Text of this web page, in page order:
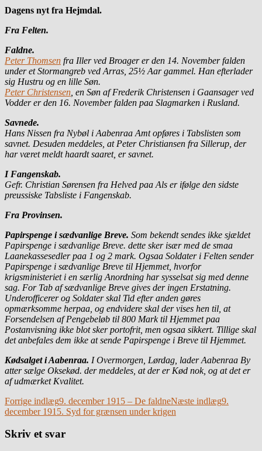
Dagens nyt fra Hejmdal.
Fra Felten.
Faldne.
Peter Thomsen fra Iller ved Broager er den 14. November falden
under et Stormangreb ved Arras, 25½ Aar gammel. Han efterlader
sig Hustru og en lille Søn.
Peter Christensen , en Søn af Frederik Christensen i Gaansager ved
Vodder er den 16. November falden paa Slagmarken i Rusland.
Savnede.
Hans Nissen fra Nybøl i Aabenraa Amt opføres i Tabslisten som
savnet. Desuden meddeles, at Peter Christiansen fra Sillerup, der
har været meldt haardt saaret, er savnet.
I Fangenskab.
Gefr. Christian Sørensen fra Helved paa Als er ifølge den sidste
preussiske Tabsliste i Fangenskab.
Fra Provinsen.
Papirspenge i sædvanlige Breve. Som bekendt sendes ikke sjældet
Papirspenge i sædvanlige Breve. dette sker især med de smaa
Laanekassesedler paa 1 og 2 mark. Ogsaa Soldater i Felten sender
Papirspenge i sædvanlige Breve til Hjemmet, hvorfor
krigsministeriet i en særlig Anordning har sysselsat sig med denne
sag. For Tab af sædvanlige Breve gives der ingen Erstatning.
Underofficerer og Soldater skal Tid efter anden gøres
opmærksomme herpaa, og endvidere skal der vises hen til, at
Forsendelsen af Pengebeløb til 800 Mark til Hjemmet paa
Postanvisning ikke blot sker portofrit, men ogsaa sikkert. Tillige skal
det anbefales dem ikke at sende Papirspenge i Breve til Hjemmet.
Kødsalget i Aabenraa. I Overmorgen, Lørdag, lader Aabenraa By
atter sælge Oksekød. der meddeles, at der er Kød nok, og at det er
af udmærket Kvalitet.
Indlægsnavigation
Forrige indlæg9. december 1915 – De faldneNæste indlæg9.
december 1915. Syd for grænsen under krigen
Skriv et svar